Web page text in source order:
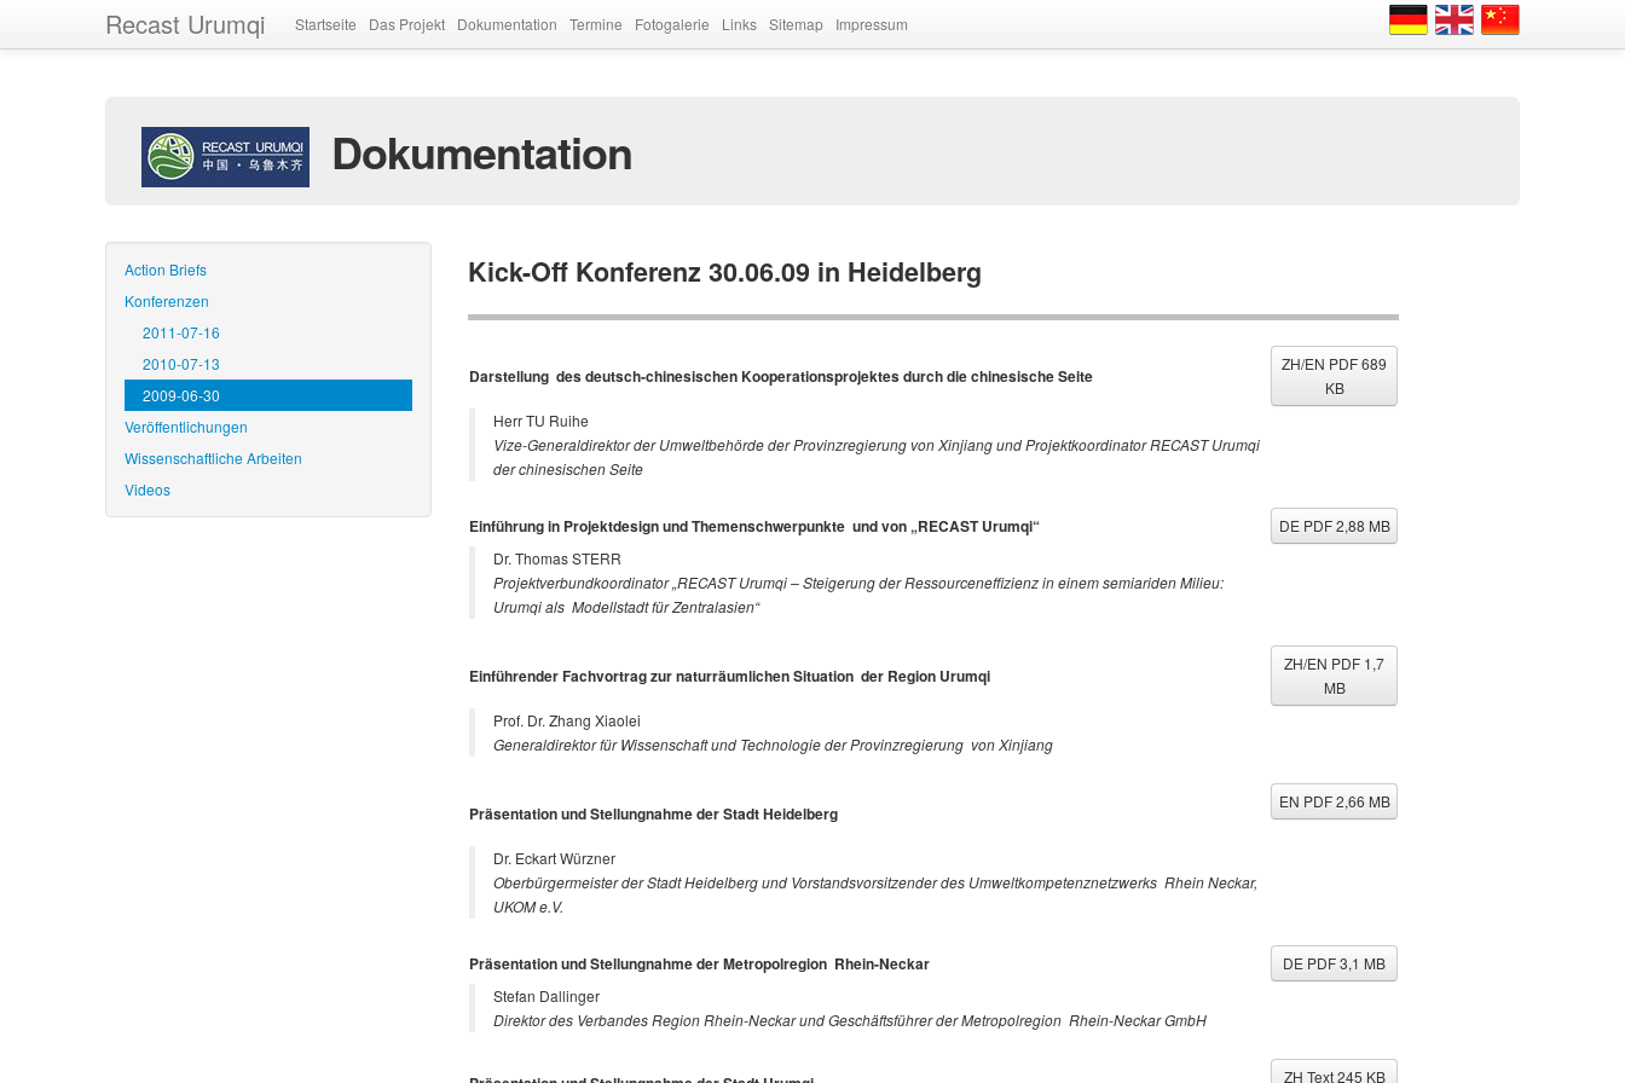
Recast Urumqi Startseite Das Projekt Dokumentation Termine Fotogalerie Links Sitemap Impressum
Dokumentation
Action Briefs
Konferenzen
2011-07-16
2010-07-13
2009-06-30
Veröffentlichungen
Wissenschaftliche Arbeiten
Videos
Kick-Off Konferenz 30.06.09 in Heidelberg
Darstellung des deutsch-chinesischen Kooperationsprojektes durch die chinesische Seite
ZH/EN PDF 689
KB
Herr TU Ruihe
Vize-Generaldirektor der Umweltbehörde der Provinzregierung von Xinjiang und Projektkoordinator RECAST Urumqi
der chinesischen Seite
Einführung in Projektdesign und Themenschwerpunkte und von „RECAST Urumqi“
DE PDF 2,88 MB
Dr. Thomas STERR
Projektverbundkoordinator „RECAST Urumqi – Steigerung der Ressourceneffizienz in einem semiariden Milieu:
Urumqi als Modellstadt für Zentralasien“
Einführender Fachvortrag zur naturräumlichen Situation der Region Urumqi
ZH/EN PDF 1,7
MB
Prof. Dr. Zhang Xiaolei
Generaldirektor für Wissenschaft und Technologie der Provinzregierung von Xinjiang
Präsentation und Stellungnahme der Stadt Heidelberg
EN PDF 2,66 MB
Dr. Eckart Würzner
Oberbürgermeister der Stadt Heidelberg und Vorstandsvorsitzender des Umweltkompetenznetzwerks Rhein Neckar,
UKOM e.V.
Präsentation und Stellungnahme der Metropolregion Rhein-Neckar
DE PDF 3,1 MB
Stefan Dallinger
Direktor des Verbandes Region Rhein-Neckar und Geschäftsführer der Metropolregion Rhein-Neckar GmbH
ZH Text 245 KB